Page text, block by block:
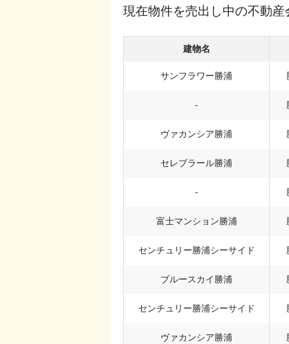
現在物件を売出し中の不動
建物名
サンフラワー勝浦
-
ヴァカンシア勝浦
セレブラール勝浦
-
富士マンション勝浦
センチュリー勝浦シーサイド
ブルースカイ勝浦
センチュリー勝浦シーサイド
ヴァカンシア勝浦